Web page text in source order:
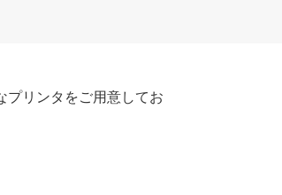
プリンタをご用意してお